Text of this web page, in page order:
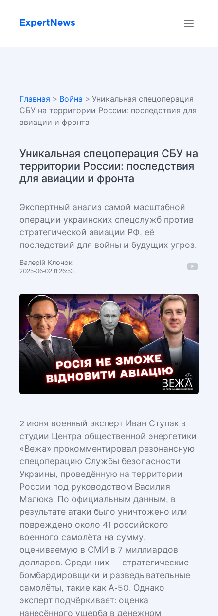
ExpertNews
Главная > Война > Уникальная спецоперация
СБУ на территории России: последствия для
авиации и фронта
Уникальная спецоперация СБУ на
территории России: последствия
для авиации и фронта
Экспертный анализ самой масштабной
операции украинских спецслужб против
стратегической авиации РФ, её
последствий для войны и будущих угроз.
Валерій Клочок
2025-06-02 11:26:53
2 июня военный эксперт Иван Ступак в
студии Центра общественной энергетики
«Вежа» прокомментировал резонансную
спецоперацию Службы безопасности
Украины, проведённую на территории
России под руководством Василия
Малюка. По официальным данным, в
результате атаки было уничтожено или
повреждено около 41 российского
военного самолёта на сумму,
оцениваемую в СМИ в 7 миллиардов
долларов. Среди них — стратегические
бомбардировщики и разведывательные
самолёты, такие как А-50. Однако
эксперт подчёркивает: оценка
нанесённого ущерба в денежном